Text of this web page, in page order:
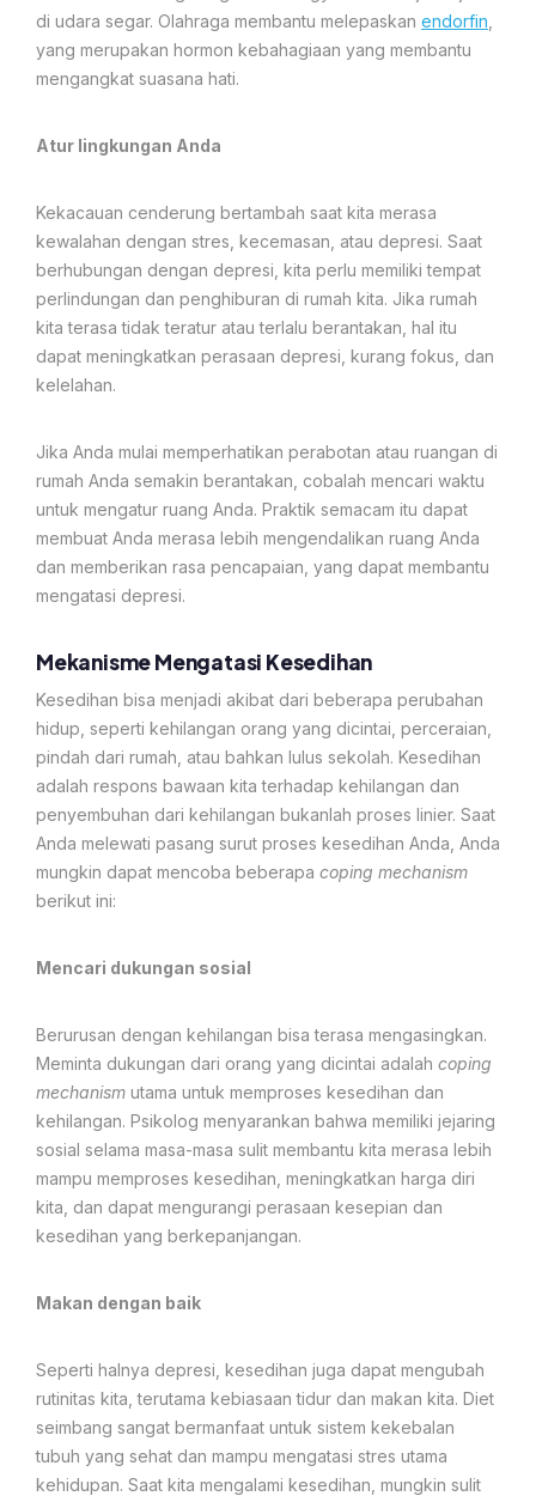
di udara segar. Olahraga membantu melepaskan endorfin
yang merupakan hormon kebahagiaan yang membantu
mengangkat suasana hati.
Atur lingkungan Anda
Kekacauan cenderung bertambah saat kita merasa
kewalahan dengan stres, kecemasan, atau depresi. Saat
berhubungan dengan depresi, kita perlu memiliki tempat
perlindungan dan penghiburan di rumah kita. Jika rumah
kita terasa tidak teratur atau terlalu berantakan, hal itu
dapat meningkatkan perasaan depresi, kurang fokus, dan
kelelahan.
Jika Anda mulai memperhatikan perabotan atau ruangan di
rumah Anda semakin berantakan, cobalah mencari waktu
untuk mengatur ruang Anda. Praktik semacam itu dapat
membuat Anda merasa lebih mengendalikan ruang Anda
dan memberikan rasa pencapaian, yang dapat membantu
mengatasi depresi.
Mekanisme Mengatasi Kesedihan
Kesedihan bisa menjadi akibat dari beberapa perubahan
hidup, seperti kehilangan orang yang dicintai, perceraian,
pindah dari rumah, atau bahkan lulus sekolah. Kesedihan
adalah respons bawaan kita terhadap kehilangan dan
penyembuhan dari kehilangan bukanlah proses linier. Saat
Anda melewati pasang surut proses kesedihan Anda, Anda
mungkin dapat mencoba beberapa coping mechanism
berikut ini:
Mencari dukungan sosial
Berurusan dengan kehilangan bisa terasa mengasingkan.
Meminta dukungan dari orang yang dicintai adalah coping
mechanism utama untuk memproses kesedihan dan
kehilangan. Psikolog menyarankan bahwa memiliki jejaring
sosial selama masa-masa sulit membantu kita merasa lebih
mampu memproses kesedihan, meningkatkan harga diri
kita, dan dapat mengurangi perasaan kesepian dan
kesedihan yang berkepanjangan.
Makan dengan baik
Seperti halnya depresi, kesedihan juga dapat mengubah
rutinitas kita, terutama kebiasaan tidur dan makan kita. Diet
seimbang sangat bermanfaat untuk sistem kekebalan
tubuh yang sehat dan mampu mengatasi stres utama
kehidupan. Saat kita mengalami kesedihan, mungkin sulit